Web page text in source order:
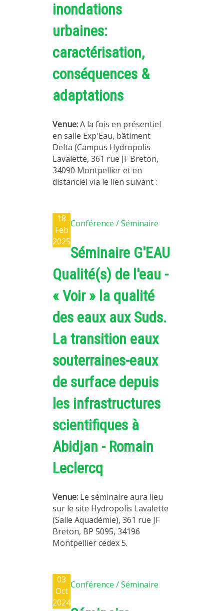
inondations
urbaines:
caractérisation,
conséquences &
adaptations
Venue:A la fois en présentiel
en salle Exp'Eau, bâtiment
Delta (Campus Hydropolis
Lavalette, 361 rue JF Breton,
34090 Montpellier et en
distanciel via le lien suivant :
18
Feb
2025
Conférence / Séminaire
Séminaire G'EAU
Qualité(s) de l'eau -
« Voir » la qualité
des eaux aux Suds.
La transition eaux
souterraines-eaux
de surface depuis
les infrastructures
scientifiques à
Abidjan - Romain
Leclercq
Venue: Le séminaire aura lieu
sur le site Hydropolis Lavalette
(Salle Aquadémie), 361 rue JF
Breton, BP 5095, 34196
Montpellier cedex 5.
03
Oct
2024
Conférence / Séminaire